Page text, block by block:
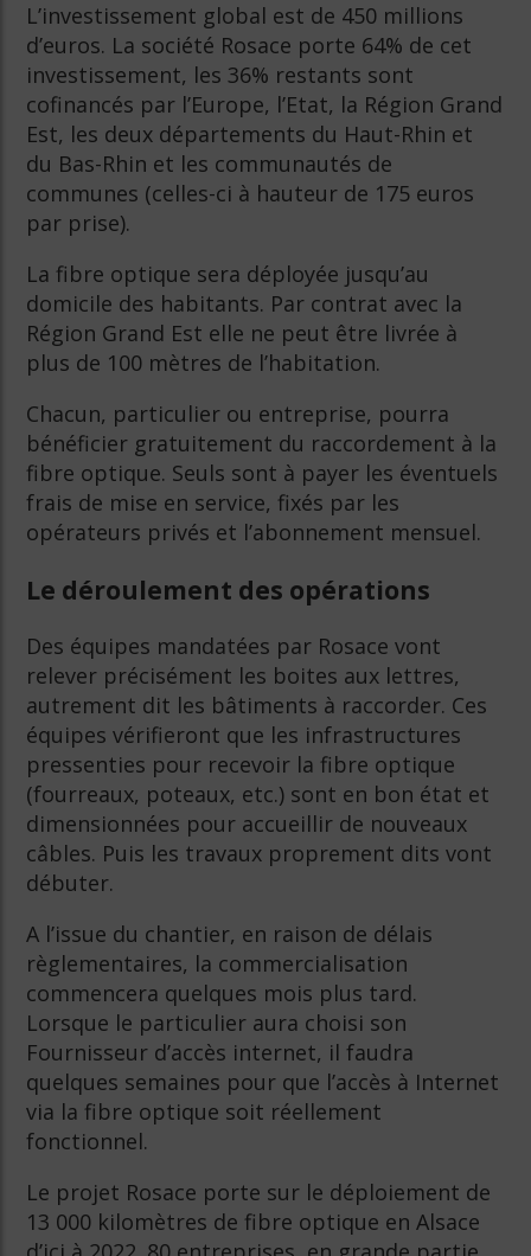
L’investissement global est de 450 millions
d’euros. La société Rosace porte 64% de cet
investissement, les 36% restants sont
cofinancés par l’Europe, l’Etat, la Région Grand
Est, les deux départements du Haut-Rhin et
du Bas-Rhin et les communautés de
communes (celles-ci à hauteur de 175 euros
par prise).
La fibre optique sera déployée jusqu’au
domicile des habitants. Par contrat avec la
Région Grand Est elle ne peut être livrée à
plus de 100 mètres de l’habitation.
Chacun, particulier ou entreprise, pourra
bénéficier gratuitement du raccordement à la
fibre optique. Seuls sont à payer les éventuels
frais de mise en service, fixés par les
opérateurs privés et l’abonnement mensuel.
Le déroulement des opérations
Des équipes mandatées par Rosace vont
relever précisément les boites aux lettres,
autrement dit les bâtiments à raccorder. Ces
équipes vérifieront que les infrastructures
pressenties pour recevoir la fibre optique
(fourreaux, poteaux, etc.) sont en bon état et
dimensionnées pour accueillir de nouveaux
câbles. Puis les travaux proprement dits vont
débuter.
A l’issue du chantier, en raison de délais
règlementaires, la commercialisation
commencera quelques mois plus tard.
Lorsque le particulier aura choisi son
Fournisseur d’accès internet, il faudra
quelques semaines pour que l’accès à Internet
via la fibre optique soit réellement
fonctionnel.
Le projet Rosace porte sur le déploiement de
13 000 kilomètres de fibre optique en Alsace